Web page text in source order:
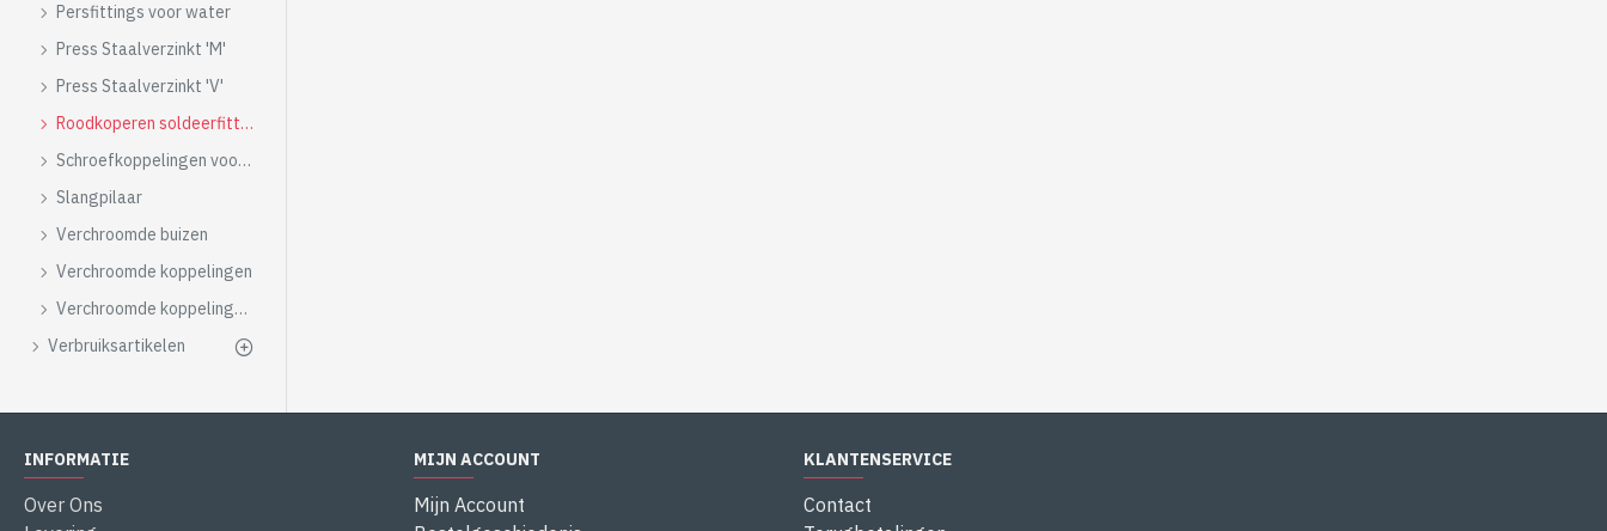
Persfittings voor water
Press Staalverzinkt 'M'
Press Staalverzinkt 'V'
Roodkoperen soldeerfittings
Schroefkoppelingen voor meerlagenbuis TDM
Slangpilaar
Verchroomde buizen
Verchroomde koppelingen
Verchroomde koppelingen type Shell
Verbruiksartikelen
INFORMATIE
Over Ons
MIJN ACCOUNT
Mijn Account
KLANTENSERVICE
Contact